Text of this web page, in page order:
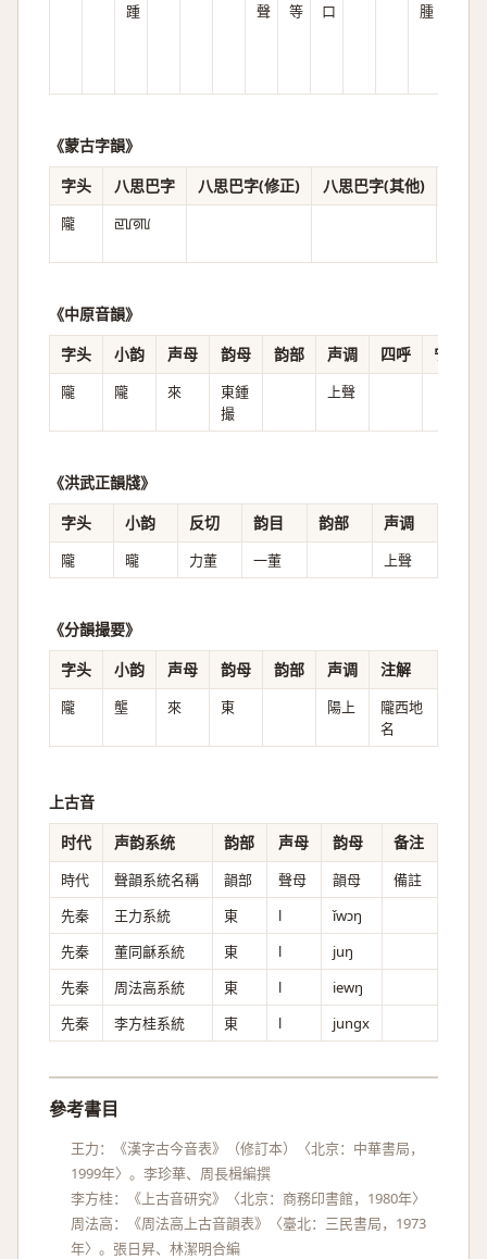
踵
聲
等
口
腫
《蒙古字韻》
字头
八思巴字 八思巴字(修正) 八思巴字(其他)
隴 ꡙꡦꡟꡃ
《中原音韻》
字头
小韵 声母 韵母 韵部 声调 四呼 宁继福
隴 隴 來
東鍾
撮
上聲
《洪武正韻牋》
字头
小韵 反切 韵目 韵部 声调
隴 曨 力董 一董 上聲
《分韻撮要》
字头
小韵 声母 韵母 韵部 声调 注解
隴 壟 來 東 陽上
隴西地
名
上古音
时代
声韵系统 韵部 声母 韵母 备注
時代 聲韻系統名稱 韻部 聲母 韻母
備註
先秦
王力系統 東 l
ǐwɔŋ
先秦
董同龢系統 東 l
juŋ
先秦
周法高系統 東 l
iewŋ
先秦
李方桂系統 東 l jungx
參考書目
王力：《漢字古今音表》（修訂本）〈北京：中華書局，
1999年〉。李珍華、周長楫編撰
李方桂：《上古音研究》〈北京：商務印書館，1980年〉
周法高：《周法高上古音韻表》〈臺北：三民書局，1973
年〉。張日昇、林潔明合編